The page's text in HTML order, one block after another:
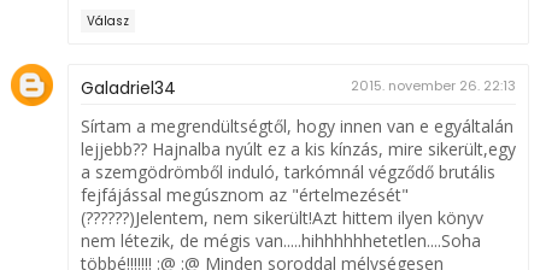
Válasz
Galadriel34 2015. november 26. 22:13
Sírtam a megrendültségtől, hogy innen van e egyáltalán
lejjebb?? Hajnalba nyúlt ez a kis kínzás, mire sikerült,egy
a szemgödrömből induló, tarkómnál végződő brutális
fejfájással megúsznom az "értelmezését"
(??????)Jelentem, nem sikerült!Azt hittem ilyen könyv
nem létezik, de mégis van.....hihhhhhhetetlen....Soha
többé!!!!!!! :@ :@ Minden soroddal mélységesen